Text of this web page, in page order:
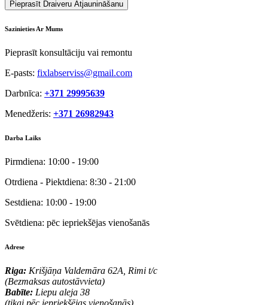
Pieprasīt Draiveru Atjaunināšanu
Sazinieties Ar Mums
Pieprasīt konsultāciju vai remontu
E-pasts: fixlabserviss@gmail.com
Darbnīca: +371 29995639
Menedžeris: +371 26982943
Darba Laiks
Pirmdiena: 10:00 - 19:00
Otrdiena - Piektdiena: 8:30 - 21:00
Sestdiena: 10:00 - 19:00
Svētdiena: pēc iepriekšējas vienošanās
Adrese
Riga: Krišjāņa Valdemāra 62A, Rimi t/c
(Bezmaksas autostāvvieta)
Babīte: Liepu aleja 38
(tikai pēc iepriekšējas vienošanās)